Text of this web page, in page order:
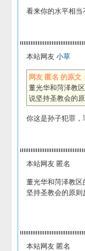
看来你的水平相当
本站网友 小草
网友 匿名 的原文
董光华和菏泽教
说坚持圣教会的
你这是孙子犯罪，
本站网友 匿名
董光华和菏泽教
坚持圣教会的原
本站网友 匿名